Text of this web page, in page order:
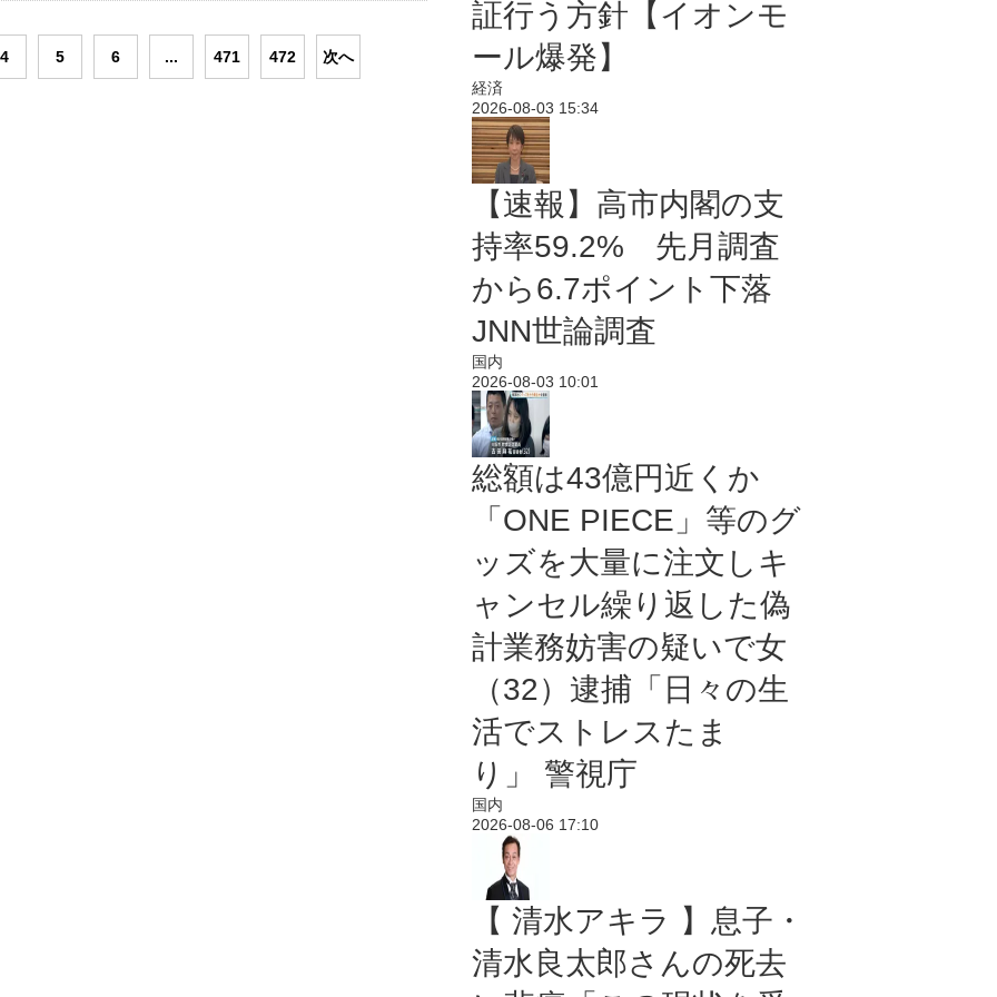
4 5 6 ... 471 472 次へ
証行う方針【イオンモ
ール爆発】
経済
2026-08-03 15:34
【速報】高市内閣の支
持率59.2% 先月調査
から6.7ポイント下落
JNN世論調査
国内
2026-08-03 10:01
総額は43億円近くか
「ONE PIECE」等のグ
ッズを大量に注文しキ
ャンセル繰り返した偽
計業務妨害の疑いで女
（32）逮捕「日々の生
活でストレスたま
り」 警視庁
国内
2026-08-06 17:10
【 清水アキラ 】息子・
清水良太郎さんの死去